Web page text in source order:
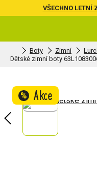
VŠECHNO LETNÍ
Boty Zimní
Dětské zimní boty
% Akce